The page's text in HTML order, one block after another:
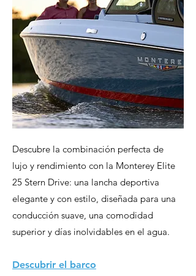
Descubre la combinación perfecta de
lujo y rendimiento con la Monterey Elite
25 Stern Drive: una lancha deportiva
elegante y con estilo, diseñada para una
conducción suave, una comodidad
superior y días inolvidables en el agua.
Descubrir el barco